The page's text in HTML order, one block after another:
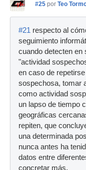
#25 por Teo
#21 respecto al
seguimiento
cuando detecten en
"actividad
en caso de
sospechosa, tomar
como actividad
un lapso de tiempo
geográficas
repiten, que
una determinada
nunca antes ha
datos entre
concretar más.